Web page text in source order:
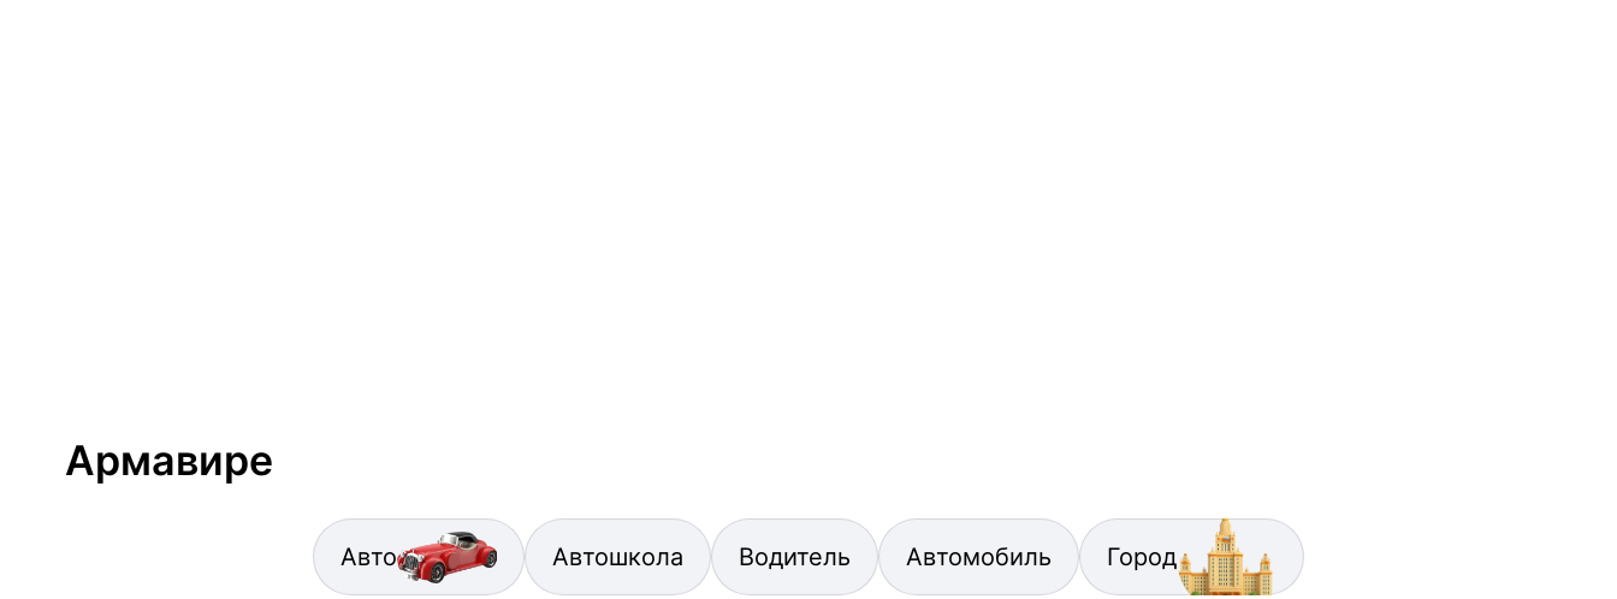
Армавире
Авто Автошкола Водитель Автомобиль Город